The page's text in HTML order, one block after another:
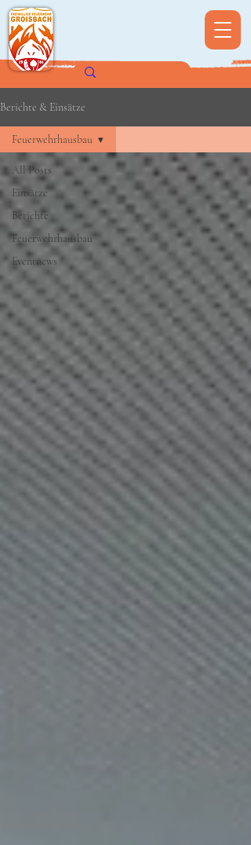
Berichte & Einsätze
All Posts
Einsätze
Berichte
Feuerwehrhausbau
Eventnews
Feuerwehrhausbau